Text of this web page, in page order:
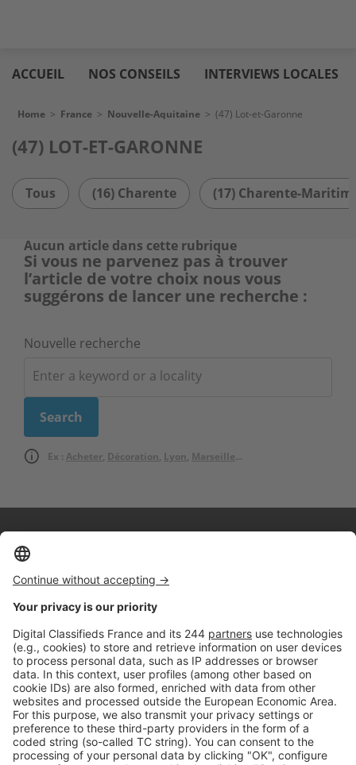
main
immo
ACCUEIL NOS CONSEILS INTERVIEWS LOCALES
Breadcrumb
Home > France > Nouvelle-Aquitaine > (47) Lot-et-Garonne
(47) LOT-ET-GARONNE
Tous (16) Charente (17) Charente-
Aucun article dans cette rubrique
Si vous ne parvenez pas à trouver
l’article de votre choix nous vous
suggérons de lancer une recherche :
Nouvelle recherche
Ex : Acheter, Décoration, Lyon, Marseille...
Retrouvez-nous sur …
A propos
Qui sommes-nous ?